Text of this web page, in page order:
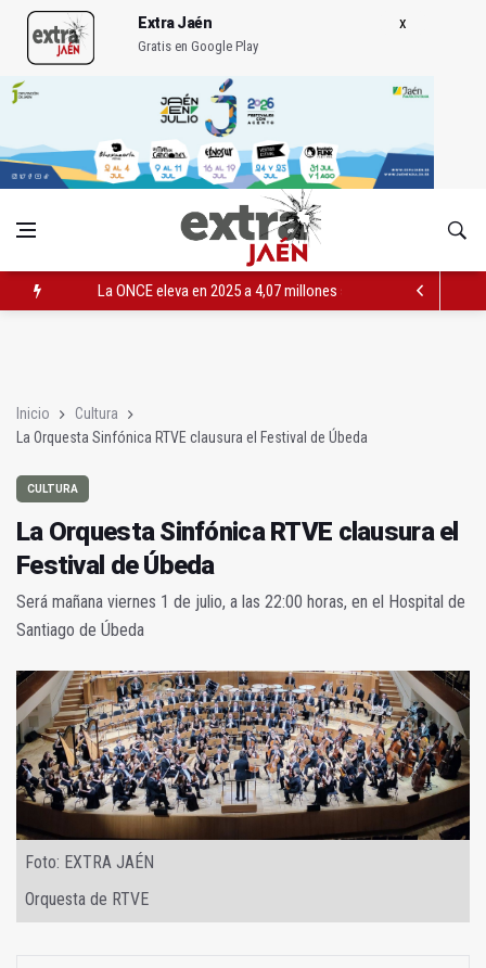
Extra Jaén
Gratis en Google Play
La ONCE eleva en 2025 a 4,07 millones su inversión social en
Inicio
Cultura
La Orquesta Sinfónica RTVE clausura el Festival de Úbeda
CULTURA
La Orquesta Sinfónica RTVE clausura el
Festival de Úbeda
Será mañana viernes 1 de julio, a las 22:00 horas, en el Hospital de
Santiago de Úbeda
Foto: EXTRA JAÉN
Orquesta de RTVE